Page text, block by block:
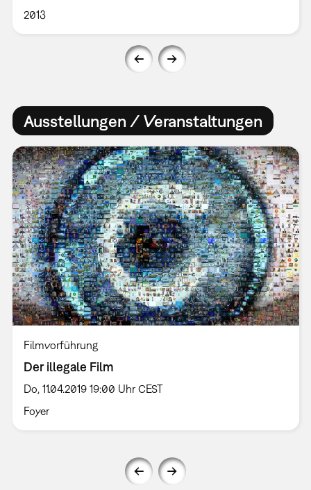
2013
Ausstellungen / Veranstaltungen
Filmvorführung
Der illegale Film
Do, 11.04.2019 19:00 Uhr CEST
Foyer